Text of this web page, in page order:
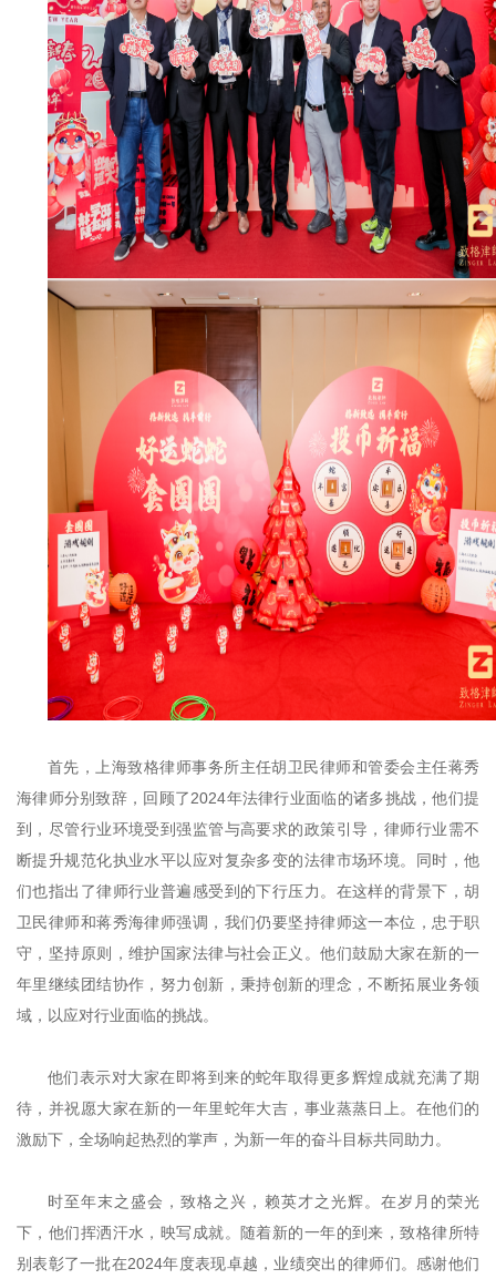
首先，上海致格律师事务所主任胡卫民律师和管委会主任蒋秀
海律师分别致辞，回顾了2024年法律行业面临的诸多挑战，他们提
到，尽管行业环境受到强监管与高要求的政策引导，律师行业需不
断提升规范化执业水平以应对复杂多变的法律市场环境。同时，他
们也指出了律师行业普遍感受到的下行压力。在这样的背景下，胡
卫民律师和蒋秀海律师强调，我们仍要坚持律师这一本位，忠于职
守，坚持原则，维护国家法律与社会正义。他们鼓励大家在新的一
年里继续团结协作，努力创新，秉持创新的理念，不断拓展业务领
域，以应对行业面临的挑战。
他们表示对大家在即将到来的蛇年取得更多辉煌成就充满了期
待，并祝愿大家在新的一年里蛇年大吉，事业蒸蒸日上。在他们的
激励下，全场响起热烈的掌声，为新一年的奋斗目标共同助力。
时至年末之盛会，致格之兴，赖英才之光辉。在岁月的荣光
下，他们挥洒汗水，映写成就。随着新的一年的到来，致格律所特
别表彰了一批在2024年度表现卓越，业绩突出的律师们。感谢他们